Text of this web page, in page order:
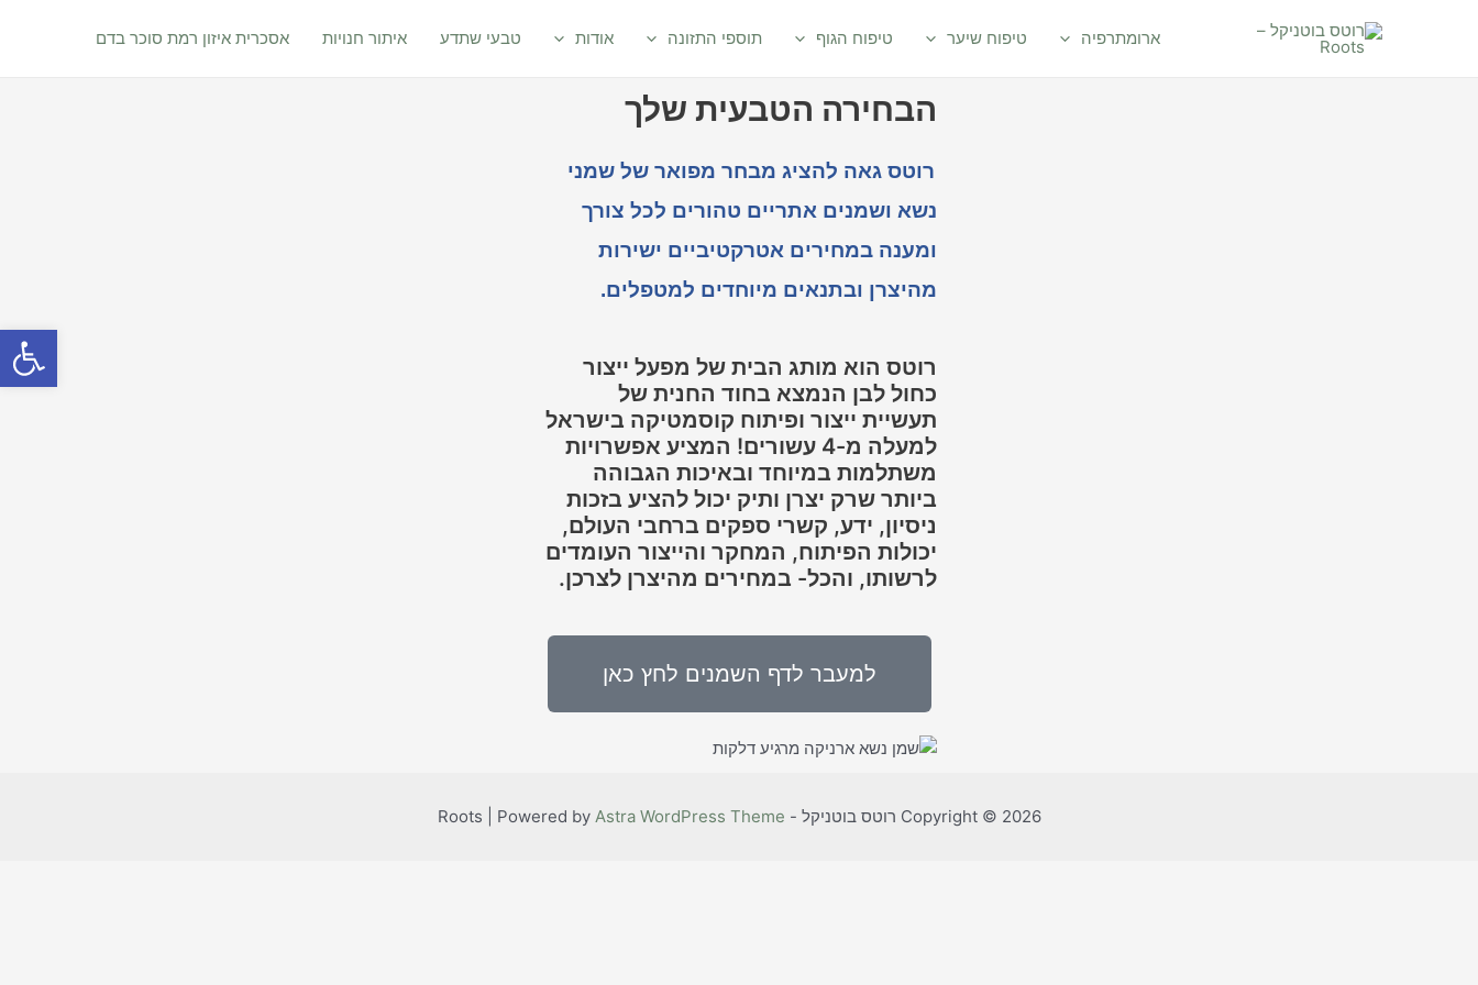
ארומתרפיה טיפוח שיער טיפוח הגוף תוספי התזונה אודות טבעי שתדע איתור חנויות אסכרית איזון רמת סוכר בדם
הבחירה הטבעית שלך
רוטס גאה להציג מבחר מפואר של שמני
נשא ושמנים אתריים טהורים לכל צורך
ומענה במחירים אטרקטיביים ישירות
מהיצרן ובתנאים מיוחדים למטפלים.
רוטס הוא מותג הבית של מפעל ייצור
כחול לבן הנמצא בחוד החנית של
תעשיית ייצור ופיתוח קוסמטיקה בישראל
למעלה מ-4 עשורים! המציע אפשרויות
משתלמות במיוחד ובאיכות הגבוהה
ביותר שרק יצרן ותיק יכול להציע בזכות
ניסיון, ידע, קשרי ספקים ברחבי העולם,
יכולות הפיתוח, המחקר והייצור העומדים
לרשותו, והכל- במחירים מהיצרן לצרכן.
למעבר לדף השמנים לחץ כאן
Copyright © 2026 רוטס בוטניקל - Roots | Powered by Astra WordPress Theme
פתח